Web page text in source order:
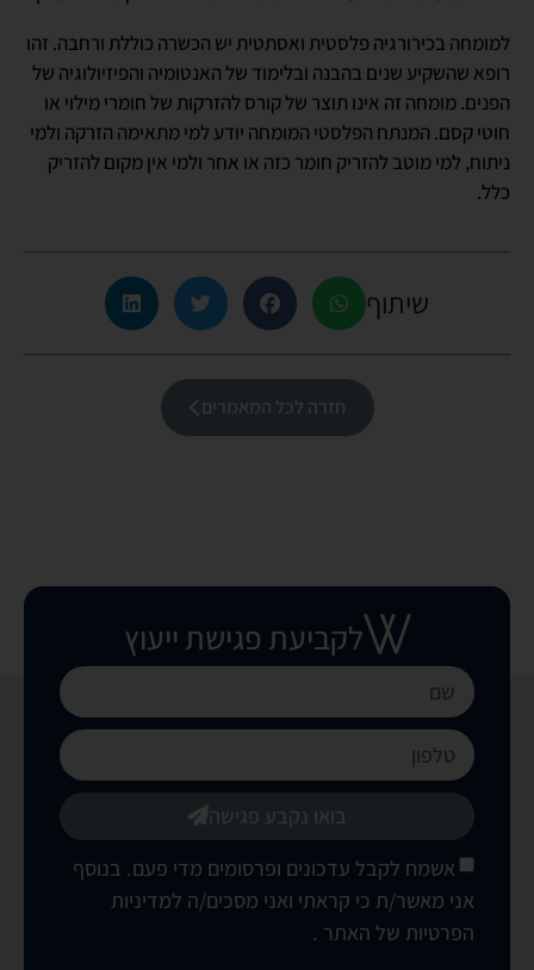
למומחה בכירורגיה פלסטית ואסתטית יש הכשרה כוללת ורחבה. זהו
רופא שהשקיע שנים בהבנה ובלימוד של האנטומיה והפיזיולוגיה של
הפנים. מומחה זה אינו תוצר של קורס להזרקות של חומרי מילוי או
חוטי קסם. המנתח הפלסטי המומחה יודע למי מתאימה הזרקה ולמי
ניתוח, למי מוטב להזריק חומר כזה או אחר ולמי אין מקום להזריק
כלל.
שיתוף
חזרה לכל המאמרים
לקביעת פגישת ייעוץ
אשמח לקבל עדכונים ופרסומים מדי פעם. בנוסף
אני מאשר/ת כי קראתי ואני מסכים/ה למדיניות
הפרטיות של האתר .
בואו נקבע פגישה